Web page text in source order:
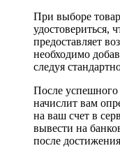
При выборе
удостовериться,
предоставляет
необходимо
следуя
После успешного
начислит вам
на ваш счет в
вывести на
после